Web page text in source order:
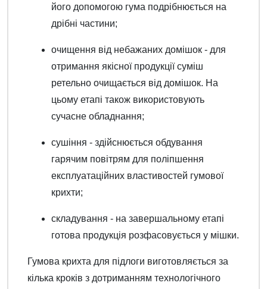
його допомогою гума подрібнюється на
дрібні частини;
очищення від небажаних домішок - для
отримання якісної продукції суміш
ретельно очищається від домішок. На
цьому етапі також використовують
сучасне обладнання;
сушіння - здійснюється обдування
гарячим повітрям для поліпшення
експлуатаційних властивостей гумової
крихти;
складування - на завершальному етапі
готова продукція розфасовується у мішки.
Гумова крихта для підлоги виготовляється за
кілька кроків з дотриманням технологічного